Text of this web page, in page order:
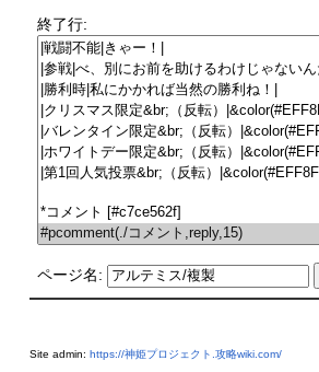
終了行:
ページ名:
Site admin: https://神姫プロジェクト.攻略wiki.com/